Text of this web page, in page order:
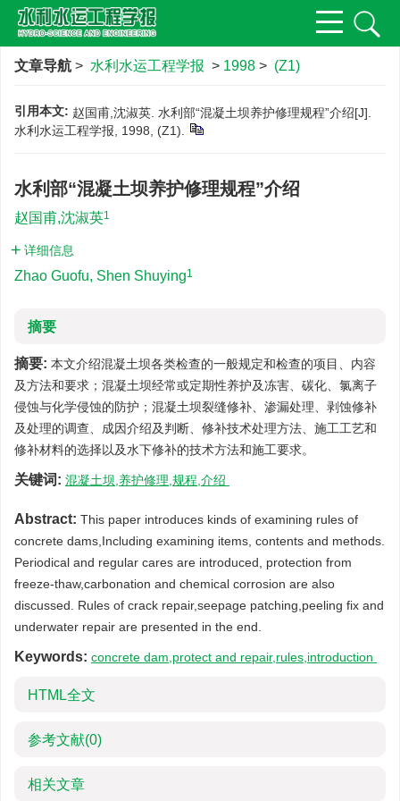
文章导航 > 水利水运工程学报 > 1998 > (Z1)
引用本文: 赵国甫,沈淑英. 水利部“混凝土坝养护修理规程”介绍[J].
水利水运工程学报, 1998, (Z1).
水利部“混凝土坝养护修理规程”介绍
赵国甫,沈淑英1
详细信息
Zhao Guofu, Shen Shuying1
摘要
摘要: 本文介绍混凝土坝各类检查的一般规定和检查的项目、内容
及方法和要求；混凝土坝经常或定期性养护及冻害、碳化、氯离子
侵蚀与化学侵蚀的防护；混凝土坝裂缝修补、渗漏处理、剥蚀修补
及处理的调查、成因介绍及判断、修补技术处理方法、施工工艺和
修补材料的选择以及水下修补的技术方法和施工要求。
关键词: 混凝土坝,养护修理,规程,介绍
Abstract: This paper introduces kinds of examining rules of
concrete dams,Including examining items, contents and methods.
Periodical and regular cares are introduced, protection from
freeze-thaw,carbonation and chemical corrosion are also
discussed. Rules of crack repair,seepage patching,peeling fix and
underwater repair are presented in the end.
Keywords: concrete dam,protect and repair,rules,introduction
HTML全文
参考文献(0)
相关文章